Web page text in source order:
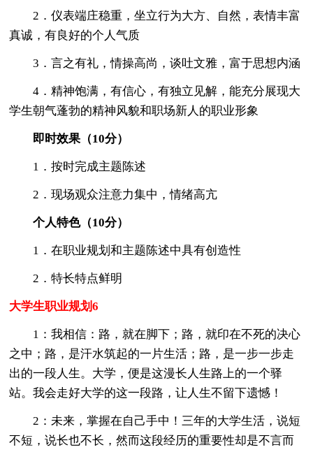
2．仪表端庄稳重，坐立行为大方、自然，表情丰富
真诚，有良好的个人气质
3．言之有礼，情操高尚，谈吐文雅，富于思想内涵
4．精神饱满，有信心，有独立见解，能充分展现大
学生朝气蓬勃的精神风貌和职场新人的职业形象
即时效果（10分）
1．按时完成主题陈述
2．现场观众注意力集中，情绪高亢
个人特色（10分）
1．在职业规划和主题陈述中具有创造性
2．特长特点鲜明
大学生职业规划6
1：我相信：路，就在脚下；路，就印在不死的决心
之中；路，是汗水筑起的一片生活；路，是一步一步走
出的一段人生。大学，便是这漫长人生路上的一个驿
站。我会走好大学的这一段路，让人生不留下遗憾！
2：未来，掌握在自己手中！三年的大学生活，说短
不短，说长也不长，然而这段经历的重要性却是不言而